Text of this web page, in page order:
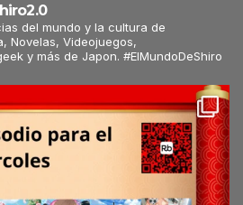
del mundo y la cultura de
Novelas, Videojuegos,
y más de Japon. #ElMundoDeShiro